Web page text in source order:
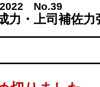
2022 No.39
力・上司補佐力